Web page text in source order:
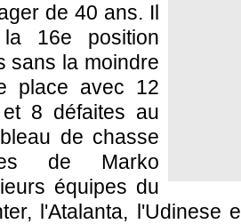
de 40 ans. Il
16e position
sans la moindre
place avec 12
8 défaites au
de chasse
de Marko
équipes du
l'Atalanta, l'Udinese